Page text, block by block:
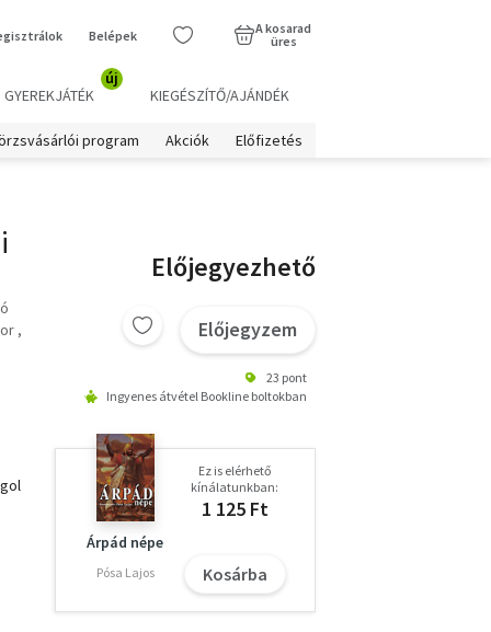
Belépek
A kosarad
üres
GYEREKJÁTÉK
új
KIEGÉSZÍTŐ/AJÁNDÉK
program Akciók Előfizetés
Előjegyezhető
Előjegyzem
23 pont
Ingyenes átvétel Bookline boltokban
Árpád népe
Pósa Lajos
Ez is elérhető
kínálatunkban:
1 125 Ft
Kosárba